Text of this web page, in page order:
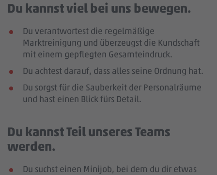
Du kannst viel bei uns bewegen.
Du verantwortest die regelmäßige
Marktreinigung und überzeugst die Kundschaft
mit einem gepflegten Gesamteindruck.
Du achtest darauf, dass alles seine Ordnung hat.
Du sorgst für die Sauberkeit der Personalräume
und hast einen Blick fürs Detail.
Du kannst Teil unseres Teams
werden.
Du suchst einen Minijob, bei dem du dir etwas